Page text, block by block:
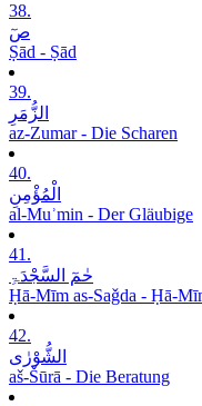
38.
صٓ
Ṣād - Ṣād
39.
الزُّمَرِ
az-Zumar - Die Scharen
40.
الْمُؤْمِنِ
al-Muʾmin - Der Gläubige
41.
حٰمٓ السَّجْدَۃِ
Ḥā-Mīm as-Saǧda - Ḥā-
42.
الشُّوْرٰی
aš-Šūrā - Die Beratung